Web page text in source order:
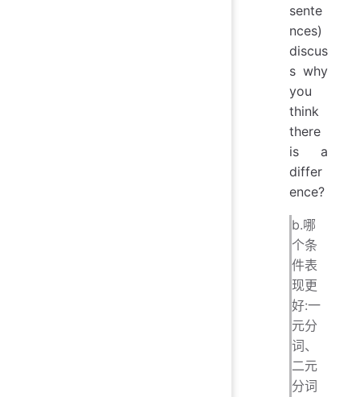
sente
nces)
discus
s why
you
think
there
is a
differ
ence?
b.哪
个条
件表
现更
好:一
元分
词、
二元
分词